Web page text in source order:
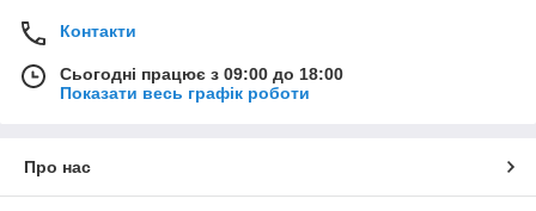
Контакти
Сьогодні працює з 09:00 до 18:00
Показати весь графік роботи
Про нас